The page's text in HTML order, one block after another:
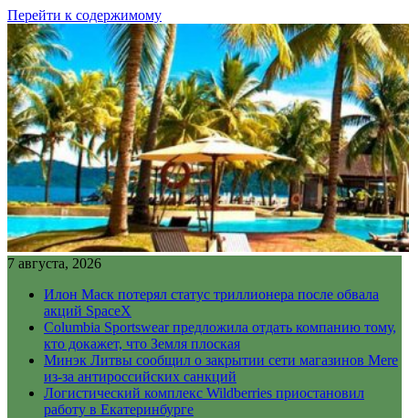
Перейти к содержимому
7 августа, 2026
Илон Маск потерял статус триллионера после обвала
акций SpaceX
Columbia Sportswear предложила отдать компанию тому,
кто докажет, что Земля плоская
Минэк Литвы сообщил о закрытии сети магазинов Mere
из-за антироссийских санкций
Логистический комплекс Wildberries приостановил
работу в Екатеринбурге